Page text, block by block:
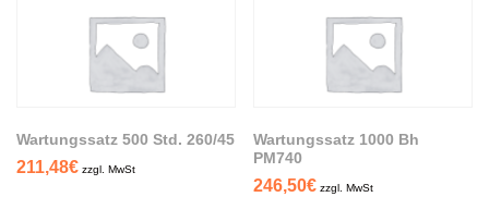
Wartungssatz 500 Std. 260/45
211,48€ zzgl. MwSt
Wartungssatz 1000 Bh
PM740
246,50€ zzgl. MwSt